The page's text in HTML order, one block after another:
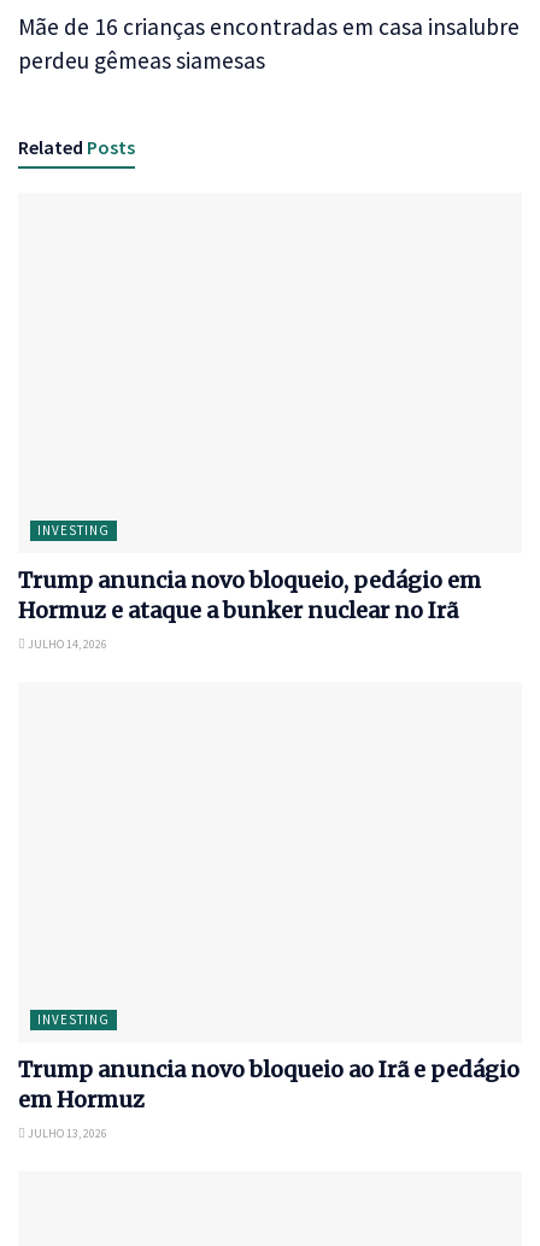
Mãe de 16 crianças encontradas em casa insalubre
perdeu gêmeas siamesas
Related Posts
INVESTING
Trump anuncia novo bloqueio, pedágio em
Hormuz e ataque a bunker nuclear no Irã
JULHO 14, 2026
INVESTING
Trump anuncia novo bloqueio ao Irã e pedágio
em Hormuz
JULHO 13, 2026